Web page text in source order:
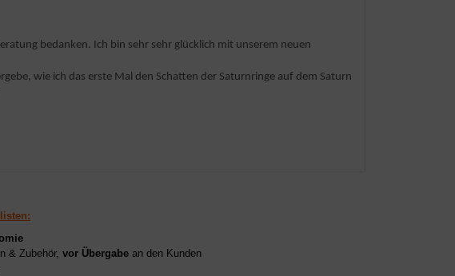
bedanken. Ich bin sehr sehr glücklich mit unserem neuen
wie ich das erste Mal den Schatten der Saturnringe auf dem Saturn
& Zubehör, vor Übergabe an den Kunden